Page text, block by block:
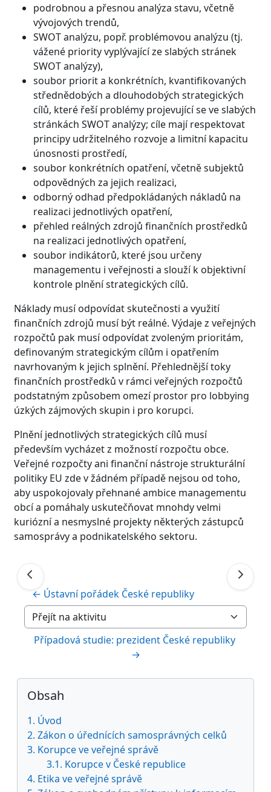
podrobnou a přesnou analýza stavu, včetně
vývojových trendů,
SWOT analýzu, popř. problémovou analýzu (tj.
vážené priority vyplývající ze slabých stránek
SWOT analýzy),
soubor priorit a konkrétních, kvantifikovaných
střednědobých a dlouhodobých strategických
cílů, které řeší problémy projevující se ve slabých
stránkách SWOT analýzy; cíle mají respektovat
principy udržitelného rozvoje a limitní kapacitu
únosnosti prostředí,
soubor konkrétních opatření, včetně subjektů
odpovědných za jejich realizaci,
odborný odhad předpokládaných nákladů na
realizaci jednotlivých opatření,
přehled reálných zdrojů finančních prostředků
na realizaci jednotlivých opatření,
soubor indikátorů, které jsou určeny
managementu i veřejnosti a slouží k objektivní
kontrole plnění strategických cílů.
Náklady musí odpovídat skutečnosti a využití
finančních zdrojů musí být reálné. Výdaje z veřejných
rozpočtů pak musí odpovídat zvoleným prioritám,
definovaným strategickým cílům i opatřením
navrhovaným k jejich splnění. Přehlednější toky
finančních prostředků v rámci veřejných rozpočtů
podstatným způsobem omezí prostor pro lobbying
úzkých zájmových skupin i pro korupci.
Plnění jednotlivých strategických cílů musí
především vycházet z možností rozpočtu obce.
Veřejné rozpočty ani finanční nástroje strukturální
politiky EU zde v žádném případě nejsou od toho,
aby uspokojovaly přehnané ambice managementu
obcí a pomáhaly uskutečňovat mnohdy velmi
kuriózní a nesmyslné projekty některých zástupců
samosprávy a podnikatelského sektoru.
← Ústavní pořádek České republiky
Přejít na aktivitu
Případová studie: prezident České republiky
→
Bloky
Přeskočit: Obsah
Obsah
1. Úvod
2. Zákon o úřednících samosprávných celků
3. Korupce ve veřejné správě
3.1. Korupce v České republice
4. Etika ve veřejné správě